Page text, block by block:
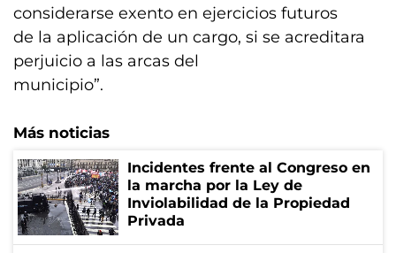
considerarse exento en ejercicios futuros
de la aplicación de un cargo, si se acreditara
perjuicio a las arcas del
municipio”.
Más noticias
Incidentes frente al Congreso en
la marcha por la Ley de
Inviolabilidad de la Propiedad
Privada